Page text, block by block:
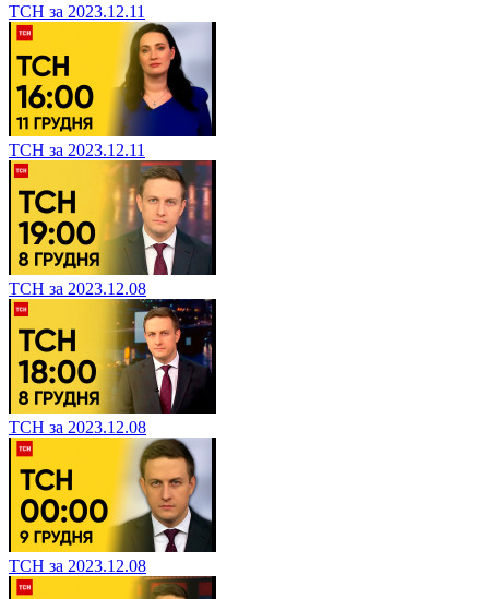
ТСН за 2023.12.11
ТСН за 2023.12.11
ТСН за 2023.12.08
ТСН за 2023.12.08
ТСН за 2023.12.08